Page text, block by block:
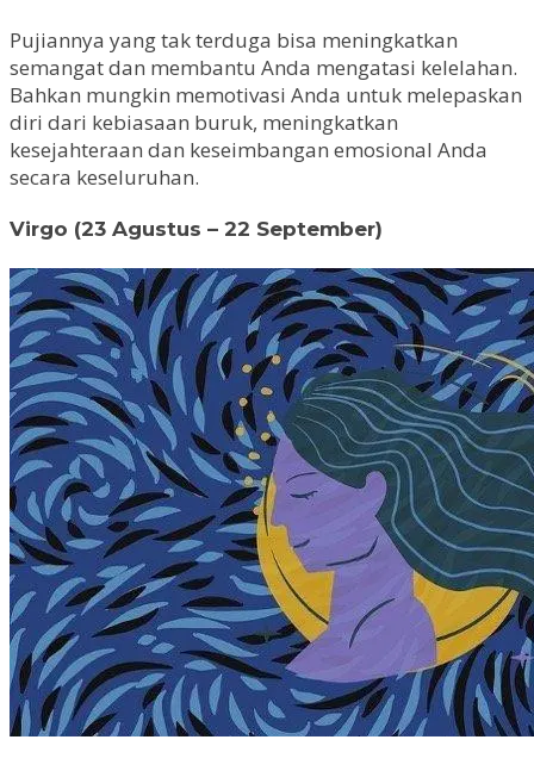
Pujiannya yang tak terduga bisa meningkatkan
semangat dan membantu Anda mengatasi kelelahan.
Bahkan mungkin memotivasi Anda untuk melepaskan
diri dari kebiasaan buruk, meningkatkan
kesejahteraan dan keseimbangan emosional Anda
secara keseluruhan.
Virgo (23 Agustus – 22 September)